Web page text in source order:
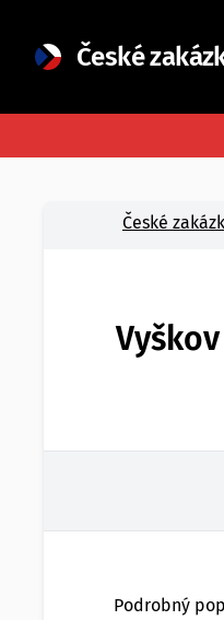
České
České
Podrobný